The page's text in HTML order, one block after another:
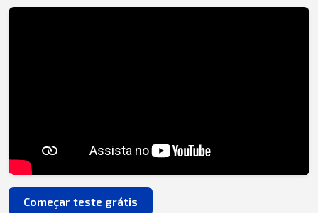
Começar teste grátis